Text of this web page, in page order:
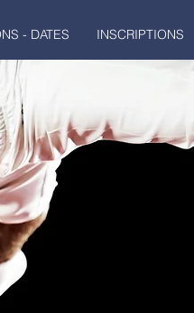
- DATES INSCRIPTIONS